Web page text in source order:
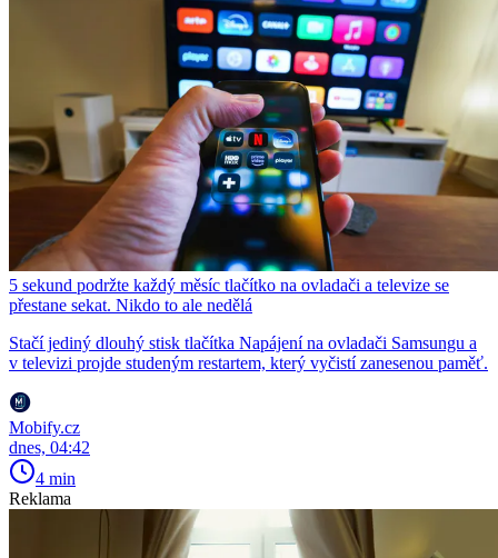
5 sekund podržte každý měsíc tlačítko na ovladači a televize se
přestane sekat. Nikdo to ale nedělá
Stačí jediný dlouhý stisk tlačítka Napájení na ovladači Samsungu a
v televizi projde studeným restartem, který vyčistí zanesenou paměť.
Mobify.cz
dnes, 04:42
4 min
Reklama